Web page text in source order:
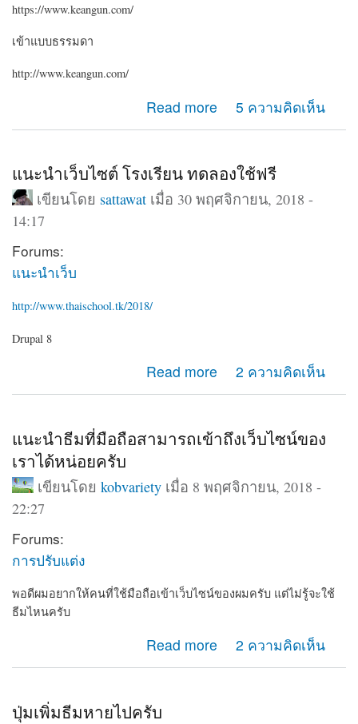
https://www.keangun.com/
เข้าแบบธรรมดา
http://www.keangun.com/
Read more
about ขอคำแนะนำครับ ระหว่างเข้าเว็บด้วย http กับ https
ทำไมเมนูต่างกันครับ
5 ความคิดเห็น
แนะนำเว็บไซต์ โรงเรียน ทดลองใช้ฟรี
เขียนโดย sattawat เมื่อ 30 พฤศจิกายน, 2018 -
14:17
Forums:
แนะนำเว็บ
http://www.thaischool.tk/2018/
Drupal 8
Read more
about แนะนำเว็บไซต์ โรงเรียน ทดลองใช้ฟรี2 ความคิดเห็น
แนะนำธีมที่มือถือสามารถเข้าถึงเว็บไซน์ของ
เราได้หน่อยครับ
เขียนโดย kobvarietyเมื่อ 8 พฤศจิกายน, 2018 -
22:27
Forums:
การปรับแต่ง
พอดีผมอยากให้คนที่ใช้มือถือเข้าเว็บไซน์ของผมครับ แต่ไม่รู้จะใช้
ธีมไหนครับ
Read more
about แนะนำธีมที่มือถือสามารถเข้าถึงเว็บไซน์ของเราได้
หน่อยครับ
2 ความคิดเห็น
ปุ่มเพิ่มธีมหายไปครับ